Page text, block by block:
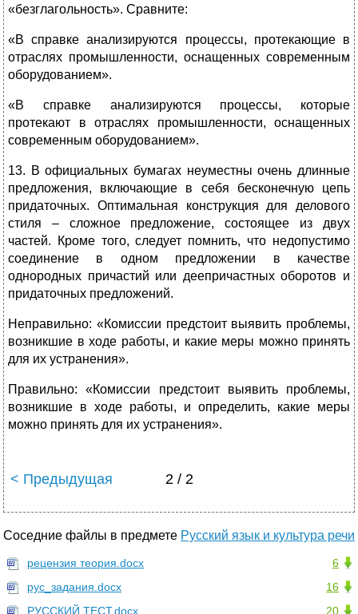
«безглагольность». Сравните:
«В справке анализируются процессы, протекающие в
отраслях промышленности, оснащенных современным
оборудованием».
«В справке анализируются процессы, которые
протекают в отраслях промышленности, оснащенных
современным оборудованием».
13. В официальных бумагах неуместны очень длинные
предложения, включающие в себя бесконечную цепь
придаточных. Оптимальная конструкция для делового
стиля – сложное предложение, состоящее из двух
частей. Кроме того, следует помнить, что недопустимо
соединение в одном предложении в качестве
однородных причастий или деепричастных оборотов и
придаточных предложений.
Неправильно: «Комиссии предстоит выявить проблемы,
возникшие в ходе работы, и какие меры можно принять
для их устранения».
Правильно: «Комиссии предстоит выявить проблемы,
возникшие в ходе работы, и определить, какие меры
можно принять для их устранения».
< Предыдущая 2 / 2
Соседние файлы в предмете Русский язык и культура речи
6
рецензия теория.docx
16
рус_задания.docx
20
РУССКИЙ ТЕСТ.docx